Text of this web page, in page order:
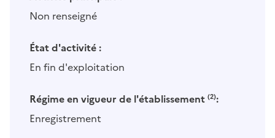
Non renseigné
État d'activité :
En fin d'exploitation
Régime en vigueur de l'établissement (2):
Enregistrement